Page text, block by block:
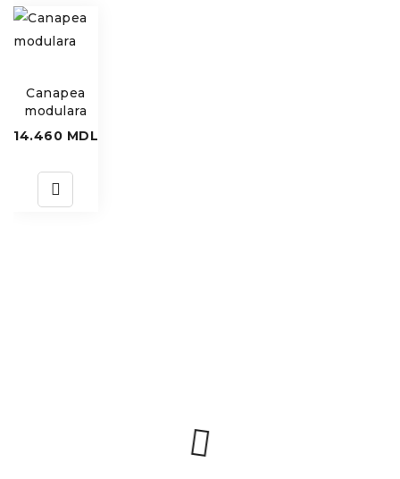
Canapea
modulara
14.460 MDL